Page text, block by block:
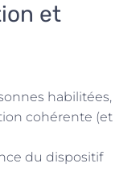
et
habilitées,
cohérente (et
du dispositif